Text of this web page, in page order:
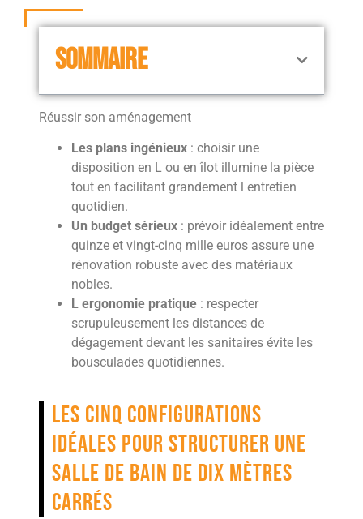
SOMMAIRE
Réussir son aménagement
Les plans ingénieux : choisir une
disposition en L ou en îlot illumine la pièce
tout en facilitant grandement l entretien
quotidien.
Un budget sérieux : prévoir idéalement entre
quinze et vingt-cinq mille euros assure une
rénovation robuste avec des matériaux
nobles.
L ergonomie pratique : respecter
scrupuleusement les distances de
dégagement devant les sanitaires évite les
bousculades quotidiennes.
Les cinq configurations
idéales pour structurer une
salle de bain de dix mètres
carrés